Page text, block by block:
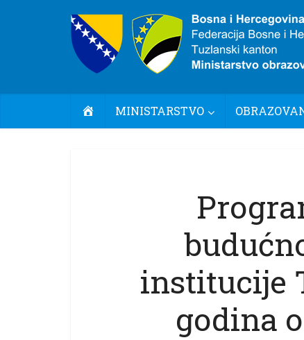
POČETNA
MINISTARSTVO
institucije
godina